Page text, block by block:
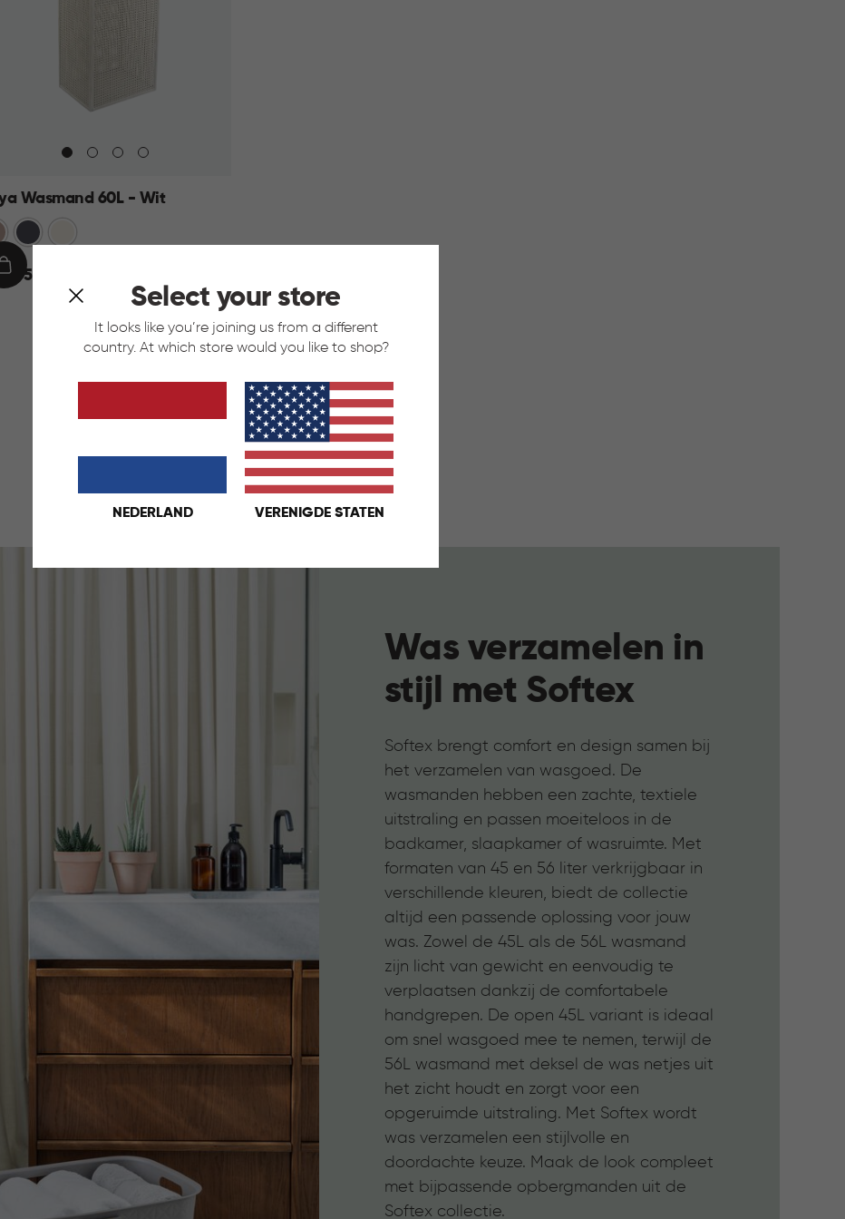
Select your store
It looks like you’re joining us from a different
country. At which store would you like to shop?
NEDERLAND VERENIGDE STATEN
Wasmand 60L - Wit
Antraciet
IN
WINKELMAND
TERUG NAAR BOVEN
Was verzamelen in
stijl met Softex
Softex brengt comfort en design samen bij
het verzamelen van wasgoed. De
wasmanden hebben een zachte, textiele
uitstraling en passen moeiteloos in de
badkamer, slaapkamer of wasruimte. Met
formaten van 45 en 56 liter verkrijgbaar in
verschillende kleuren, biedt de collectie
altijd een passende oplossing voor jouw
was. Zowel de 45L als de 56L wasmand
zijn licht van gewicht en eenvoudig te
verplaatsen dankzij de comfortabele
handgrepen. De open 45L variant is ideaal
om snel wasgoed mee te nemen, terwijl de
56L wasmand met deksel de was netjes uit
het zicht houdt en zorgt voor een
opgeruimde uitstraling. Met Softex wordt
was verzamelen een stijlvolle en
doordachte keuze. Maak de look compleet
met bijpassende opbergmanden uit de
Softex collectie.